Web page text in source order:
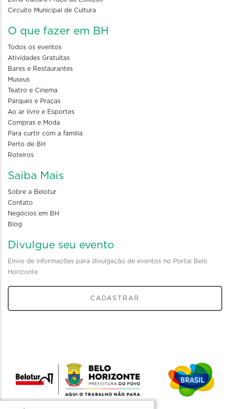
Circuito Municipal de Cultura
O que fazer em BH
Todos os eventos
Atividades Gratuitas
Bares e Restaurantes
Museus
Teatro e Cinema
Parques e Praças
Ao ar livre e Esportes
Compras e Moda
Para curtir com a familia
Perto de BH
Roteiros
Saiba Mais
Sobre a Belotur
Contato
Negócios em BH
Blog
Divulgue seu evento
Envio de informações para divulgação de eventos no Portal Belo
Horizonte
CADASTRAR